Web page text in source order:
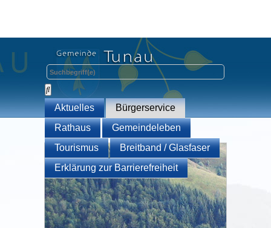
Aktuelles
Bürgerservice
Rathaus
Gemeindeleben
Tourismus
Breitband / Glasfaser
Erklärung zur Barrierefreiheit